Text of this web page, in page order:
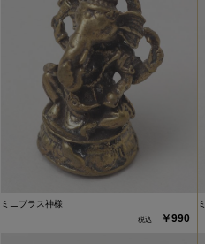
ミニブラス神様
￥990